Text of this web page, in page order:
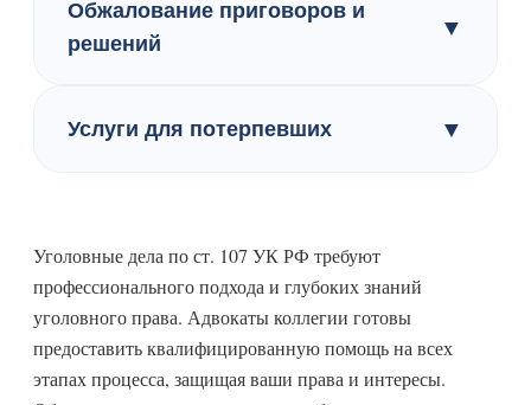
Обжалование приговоров и
решений
▼
Услуги для потерпевших ▼
Уголовные дела по ст. 107 УК РФ требуют
профессионального подхода и глубоких знаний
уголовного права. Адвокаты коллегии готовы
предоставить квалифицированную помощь на всех
этапах процесса, защищая ваши права и интересы.